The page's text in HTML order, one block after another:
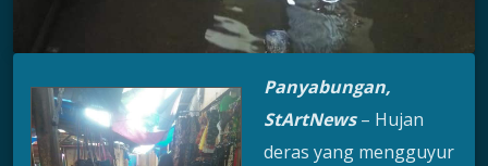
Panyabungan,
StArtNews– Hujan
deras yang mengguyur